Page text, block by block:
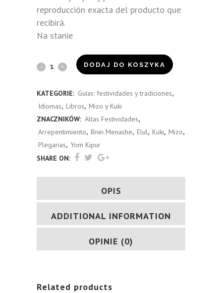
reproducción exacta del producto que
recibirá.
Na stanie
Rollos
la
Torá:
Altas
Festividades
(Bnei
quantity
DODAJ DO KOSZYKA
KATEGORIE: Guías: festividades y tradiciones,
Idiomas, Libros, Mizo y Kuki
ZNACZNIKÓW: Altas Festividades,
Arrepentimiento, Bnei Menashe, Elul, Kuki, Mizo,
Plegarias, Yom Kipur
SHARE ON:
OPIS
ADDITIONAL INFORMATION
OPINIE (0)
Related products